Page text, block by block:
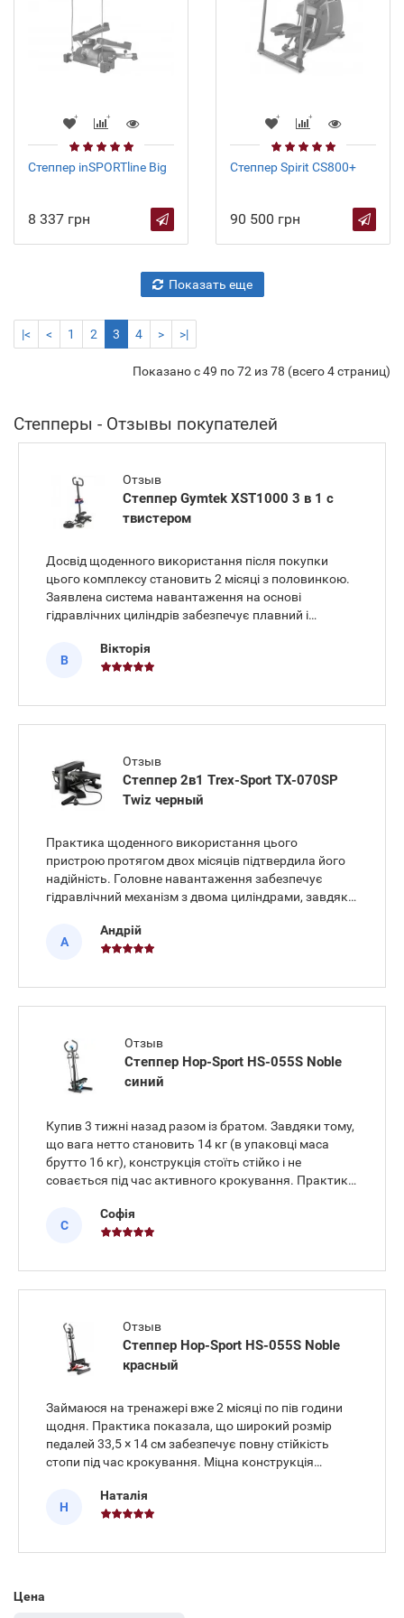
Степпер inSPORTline Big
8 337 грн
Степпер Spirit CS800+
90 500 грн
Показать еще
|< < 1 2 3 4 > >|
Показано с 49 по 72 из 78 (всего 4 страниц)
Степперы - Отзывы покупателей
Отзыв
Степпер Gymtek XST1000 3 в 1 с
твистером
Досвід щоденного використання після покупки
цього комплексу становить 2 місяці з половинкою.
Заявлена система навантаження на основі
гідравлічних циліндрів забезпечує плавний і
конструкція розрахована на максимальну вагу
користувача до 100 кг, тому
В
Вікторія
Отзыв
Степпер 2в1 Trex-Sport TX-070SP
Twiz черный
Практика щоденного використання цього
пристрою протягом двох місяців підтвердила його
надійність. Головне навантаження забезпечує
гідравлічний механізм з двома циліндрами, завдяки
Куплений степер Stepper 2в1 Trex Sport TX-070SP
Twiz має зручну функцію тв
А
Андрій
Отзыв
Степпер Hop-Sport HS-055S Noble
синий
Купив 3 тижні назад разом із братом. Завдяки тому,
що вага нетто становить 14 кг (в упаковці маса
брутто 16 кг), конструкція стоїть стійко і не
совається під час активного крокування. Практика
добре опрацьовує стегна та талію, а гідравлічні
циліндри пра
С
Софія
Отзыв
Степпер Hop-Sport HS-055S Noble
красный
Займаюся на тренажері вже 2 місяці по пів години
щодня. Практика показала, що широкий розмір
педалей 33,5 × 14 см забезпечує повну стійкість
стопи під час крокування. Міцна конструкція
кг, тому платформа під ногами відчувається
надійно і не прогинається
Н
Наталія
Цена